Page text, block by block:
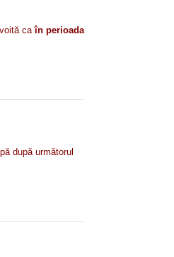
caîn perioada
după următorul